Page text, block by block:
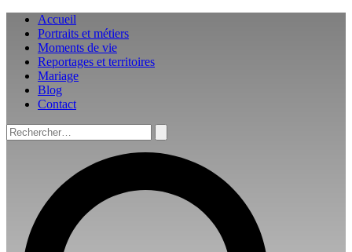
Aller
contenu
Accueil
Portraits et métiers
Moments de vie
Reportages et territoires
Mariage
Blog
Contact
Rechercher :